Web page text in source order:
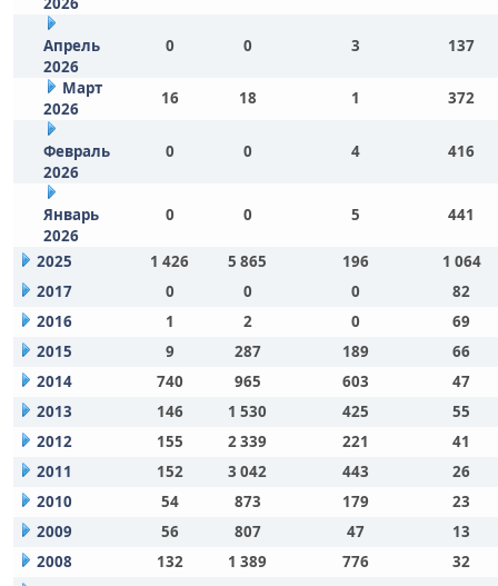
Апрель
2026
0 0 3 137
Март
2026
16 18 1 372
Февраль
2026
0 0 4 416
Январь
2026
0 0 5 441
2025 1 426 5 865 196
1 064
2017
0 0 0
82
2016
1 2 0
69
2015
9 287 189
66
2014
740 965 603
47
2013
146 1 530 425
55
2012
155 2 339 221
41
2011
152 3 042 443
26
2010
54 873 179
23
2009
56 807 47
13
2008
132 1 389 776
32